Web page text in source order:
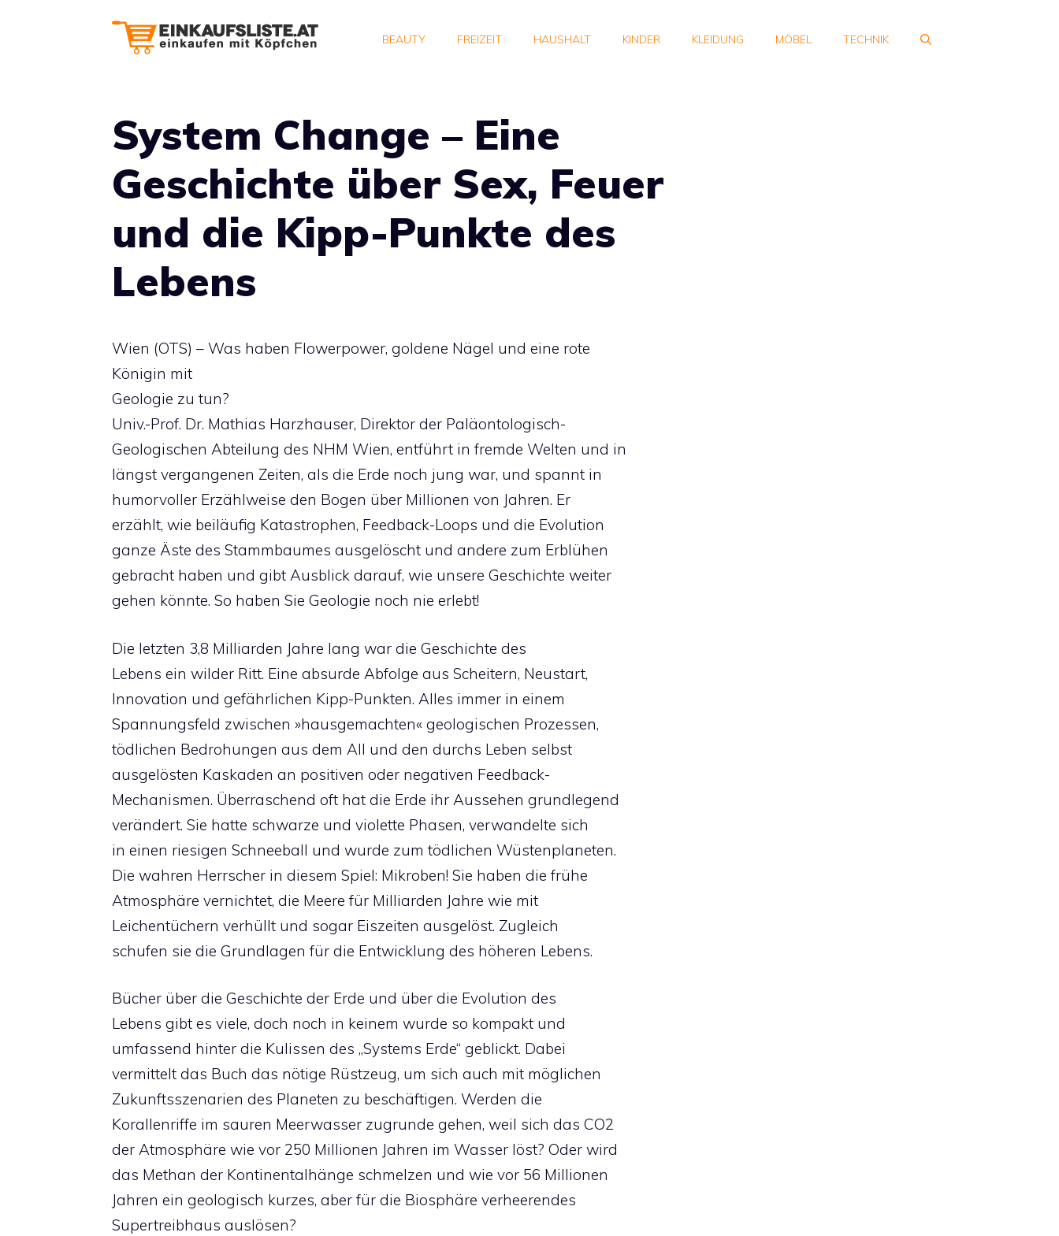
BEAUTY FREIZEIT HAUSHALT KINDER KLEIDUNG MÖBEL TECHNIK
System Change – Eine
Geschichte über Sex, Feuer
und die Kipp-Punkte des
Lebens
Wien (OTS) – Was haben Flowerpower, goldene Nägel und eine rote
Königin mit
Geologie zu tun?
Univ.-Prof. Dr. Mathias Harzhauser, Direktor der Paläontologisch-
Geologischen Abteilung des NHM Wien, entführt in fremde Welten und in
längst vergangenen Zeiten, als die Erde noch jung war, und spannt in
humorvoller Erzählweise den Bogen über Millionen von Jahren. Er
erzählt, wie beiläufig Katastrophen, Feedback-Loops und die Evolution
ganze Äste des Stammbaumes ausgelöscht und andere zum Erblühen
gebracht haben und gibt Ausblick darauf, wie unsere Geschichte weiter
gehen könnte. So haben Sie Geologie noch nie erlebt!
Die letzten 3,8 Milliarden Jahre lang war die Geschichte des
Lebens ein wilder Ritt. Eine absurde Abfolge aus Scheitern, Neustart,
Innovation und gefährlichen Kipp-Punkten. Alles immer in einem
Spannungsfeld zwischen »hausgemachten« geologischen Prozessen,
tödlichen Bedrohungen aus dem All und den durchs Leben selbst
ausgelösten Kaskaden an positiven oder negativen Feedback-
Mechanismen. Überraschend oft hat die Erde ihr Aussehen grundlegend
verändert. Sie hatte schwarze und violette Phasen, verwandelte sich
in einen riesigen Schneeball und wurde zum tödlichen Wüstenplaneten.
Die wahren Herrscher in diesem Spiel: Mikroben! Sie haben die frühe
Atmosphäre vernichtet, die Meere für Milliarden Jahre wie mit
Leichentüchern verhüllt und sogar Eiszeiten ausgelöst. Zugleich
schufen sie die Grundlagen für die Entwicklung des höheren Lebens.
Bücher über die Geschichte der Erde und über die Evolution des
Lebens gibt es viele, doch noch in keinem wurde so kompakt und
umfassend hinter die Kulissen des „Systems Erde“ geblickt. Dabei
vermittelt das Buch das nötige Rüstzeug, um sich auch mit möglichen
Zukunftsszenarien des Planeten zu beschäftigen. Werden die
Korallenriffe im sauren Meerwasser zugrunde gehen, weil sich das CO2
der Atmosphäre wie vor 250 Millionen Jahren im Wasser löst? Oder wird
das Methan der Kontinentalhänge schmelzen und wie vor 56 Millionen
Jahren ein geologisch kurzes, aber für die Biosphäre verheerendes
Supertreibhaus auslösen?